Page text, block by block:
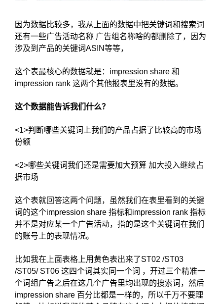
因为数据比较多，我从上面的数据中把关键词和搜索词
还有一些广告活动名称 广告组名称啥的都删除了，因为
涉及到产品的关键词ASIN等等，
这个表最核心的数据就是：impression share 和
impression rank 这两个其他报表里没有的数据。
这个数据能告诉我们什么？
<1>判断哪些关键词上我们的产品占据了比较高的市场
份额
<2>哪些关键词我们还是需要加大预算 加大投入继续占
据市场
这个表就回答这两个问题，虽然我们在表里看到的关键
词的这个impression share 指标和impression rank 指标
并不是对应某一个广告活动，指的是这个关键词在我们
的账号上的表现情况。
比如我在上面表格上用黄色表出来了ST02 /ST03
/ST05/ ST06 这四个词其实同一个词 ，开过三个精准一
个词组广告之后在这几个广告里均出现的搜索词，然后
impression share 百分比都是一样的，所以千万不要理